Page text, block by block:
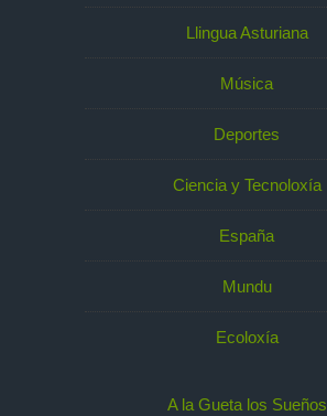
Llingua Asturiana
Música
Deportes
Ciencia y Tecnoloxía
España
Mundu
Ecoloxía
A la Gueta los Sueños